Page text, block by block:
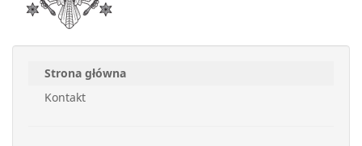
Strona główna
Kontakt